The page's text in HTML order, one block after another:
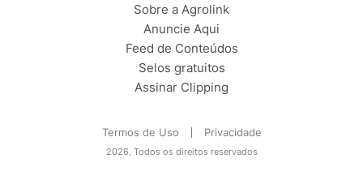
Sobre a Agrolink
Anuncie Aqui
Feed de Conteúdos
Selos gratuitos
Assinar Clipping
Termos de Uso Privacidade
2026, Todos os direitos reservados